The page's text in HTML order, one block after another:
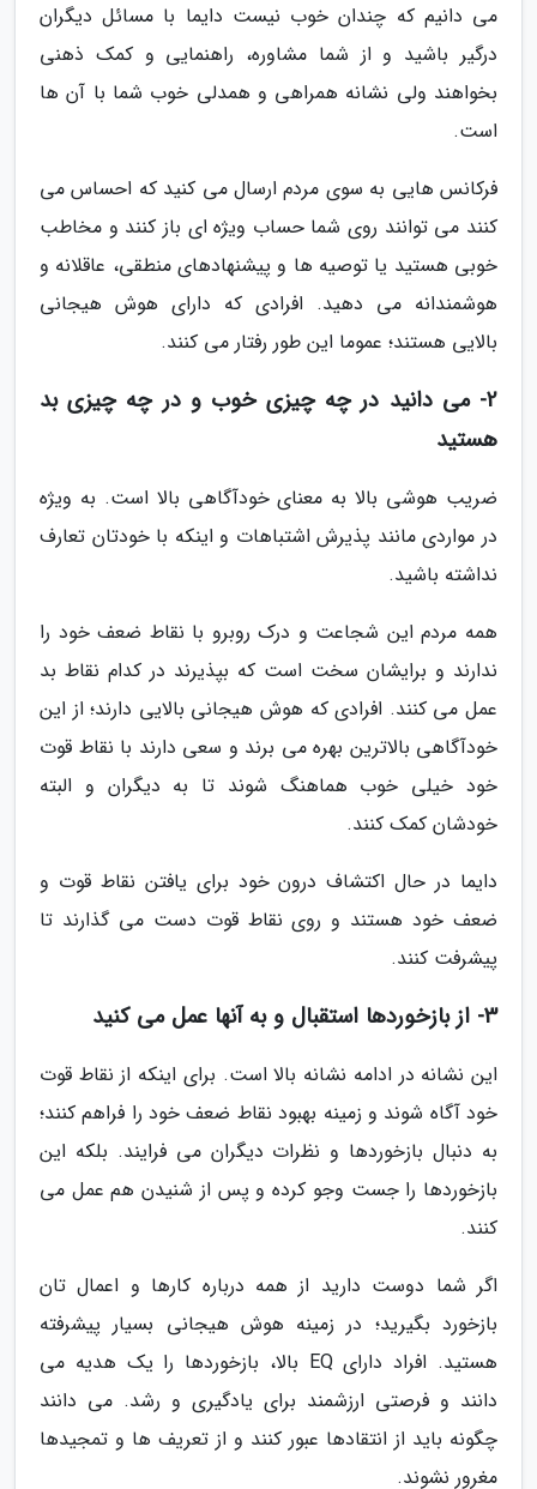
می دانیم که چندان خوب نیست دایما با مسائل دیگران
درگیر باشید و از شما مشاوره، راهنمایی و کمک ذهنی
بخواهند ولی نشانه همراهی و همدلی خوب شما با آن ها
است.
فرکانس هایی به سوی مردم ارسال می کنید که احساس می
کنند می توانند روی شما حساب ویژه ای باز کنند و مخاطب
خوبی هستید یا توصیه ها و پیشنهادهای منطقی، عاقلانه و
هوشمندانه می دهید. افرادی که دارای هوش هیجانی
بالایی هستند؛ عموما این طور رفتار می کنند.
2- می دانید در چه چیزی خوب و در چه چیزی بد
هستید
ضریب هوشی بالا به معنای خودآگاهی بالا است. به ویژه
در مواردی مانند پذیرش اشتباهات و اینکه با خودتان تعارف
نداشته باشید.
همه مردم این شجاعت و درک روبرو با نقاط ضعف خود را
ندارند و برایشان سخت است که بپذیرند در کدام نقاط بد
عمل می کنند. افرادی که هوش هیجانی بالایی دارند؛ از این
خودآگاهی بالاترین بهره می برند و سعی دارند با نقاط قوت
خود خیلی خوب هماهنگ شوند تا به دیگران و البته
خودشان کمک کنند.
دایما در حال اکتشاف درون خود برای یافتن نقاط قوت و
ضعف خود هستند و روی نقاط قوت دست می گذارند تا
پیشرفت کنند.
3- از بازخوردها استقبال و به آنها عمل می کنید
این نشانه در ادامه نشانه بالا است. برای اینکه از نقاط قوت
خود آگاه شوند و زمینه بهبود نقاط ضعف خود را فراهم کنند؛
به دنبال بازخوردها و نظرات دیگران می فرایند. بلکه این
بازخوردها را جست وجو کرده و پس از شنیدن هم عمل می
کنند.
اگر شما دوست دارید از همه درباره کارها و اعمال تان
بازخورد بگیرید؛ در زمینه هوش هیجانی بسیار پیشرفته
هستید. افراد دارای EQ بالا، بازخوردها را یک هدیه می
دانند و فرصتی ارزشمند برای یادگیری و رشد. می دانند
چگونه باید از انتقادها عبور کنند و از تعریف ها و تمجیدها
مغرور نشوند.